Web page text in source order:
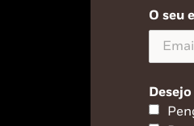
O seu